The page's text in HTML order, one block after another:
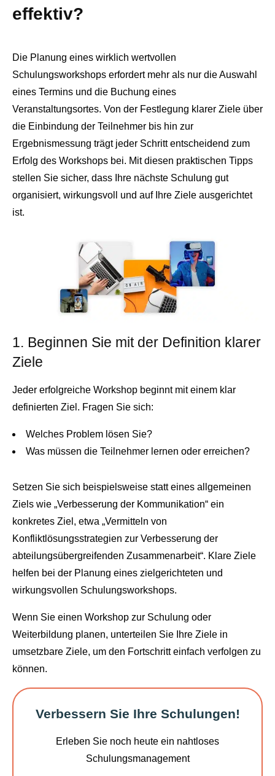
effektiv?
Die Planung eines wirklich wertvollen
Schulungsworkshops erfordert mehr als nur die Auswahl
eines Termins und die Buchung eines
Veranstaltungsortes. Von der Festlegung klarer Ziele über
die Einbindung der Teilnehmer bis hin zur
Ergebnismessung trägt jeder Schritt entscheidend zum
Erfolg des Workshops bei. Mit diesen praktischen Tipps
stellen Sie sicher, dass Ihre nächste Schulung gut
organisiert, wirkungsvoll und auf Ihre Ziele ausgerichtet
ist.
1. Beginnen Sie mit der Definition klarer
Ziele
Jeder erfolgreiche Workshop beginnt mit einem klar
definierten Ziel. Fragen Sie sich:
Welches Problem lösen Sie?
Was müssen die Teilnehmer lernen oder erreichen?
Setzen Sie sich beispielsweise statt eines allgemeinen
Ziels wie „Verbesserung der Kommunikation“ ein
konkretes Ziel, etwa „Vermitteln von
Konfliktlösungsstrategien zur Verbesserung der
abteilungsübergreifenden Zusammenarbeit“. Klare Ziele
helfen bei der Planung eines zielgerichteten und
wirkungsvollen Schulungsworkshops.
Wenn Sie einen Workshop zur Schulung oder
Weiterbildung planen, unterteilen Sie Ihre Ziele in
umsetzbare Ziele, um den Fortschritt einfach verfolgen zu
können.
Verbessern Sie Ihre Schulungen!
Erleben Sie noch heute ein nahtloses
Schulungsmanagement